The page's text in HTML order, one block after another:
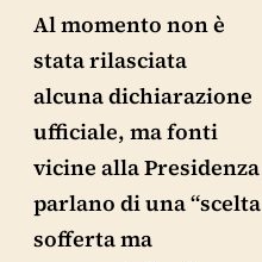
Al momento non è
stata rilasciata
alcuna dichiarazione
ufficiale, ma fonti
vicine alla Presidenza
parlano di una “scelta
sofferta ma